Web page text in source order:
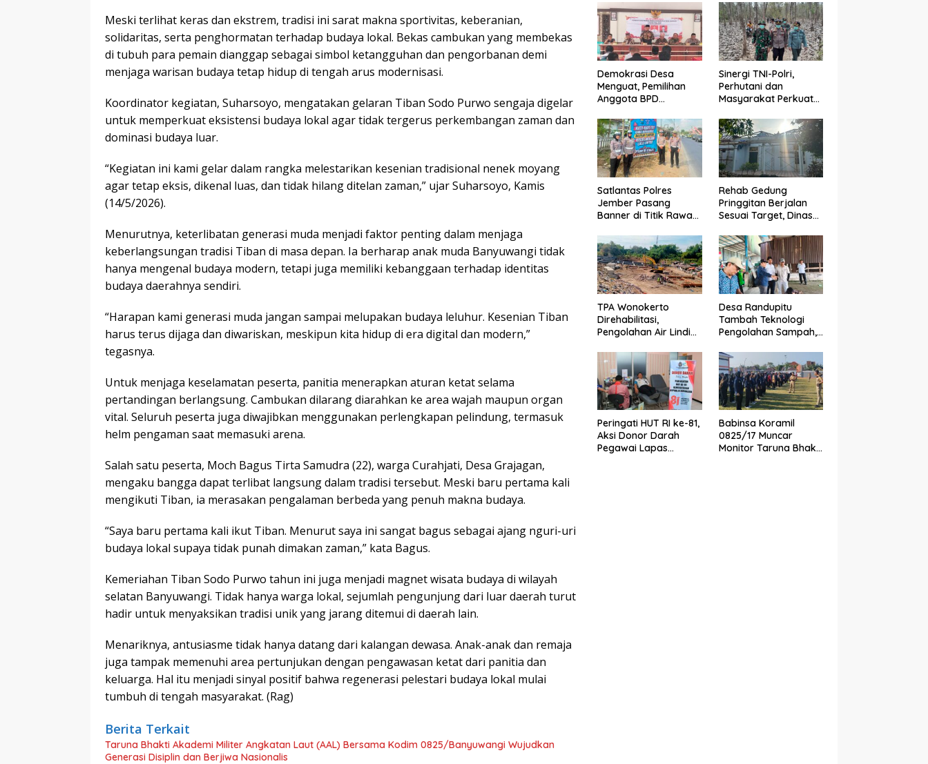
Meski terlihat keras dan ekstrem, tradisi ini sarat makna sportivitas, keberanian,
solidaritas, serta penghormatan terhadap budaya lokal. Bekas cambukan yang membekas
di tubuh para pemain dianggap sebagai simbol ketangguhan dan pengorbanan demi
menjaga warisan budaya tetap hidup di tengah arus modernisasi.
Koordinator kegiatan, Suharsoyo, mengatakan gelaran Tiban Sodo Purwo sengaja digelar
untuk memperkuat eksistensi budaya lokal agar tidak tergerus perkembangan zaman dan
dominasi budaya luar.
“Kegiatan ini kami gelar dalam rangka melestarikan kesenian tradisional nenek moyang
agar tetap eksis, dikenal luas, dan tidak hilang ditelan zaman,” ujar Suharsoyo, Kamis
(14/5/2026).
Menurutnya, keterlibatan generasi muda menjadi faktor penting dalam menjaga
keberlangsungan tradisi Tiban di masa depan. Ia berharap anak muda Banyuwangi tidak
hanya mengenal budaya modern, tetapi juga memiliki kebanggaan terhadap identitas
budaya daerahnya sendiri.
“Harapan kami generasi muda jangan sampai melupakan budaya leluhur. Kesenian Tiban
harus terus dijaga dan diwariskan, meskipun kita hidup di era digital dan modern,”
tegasnya.
Untuk menjaga keselamatan peserta, panitia menerapkan aturan ketat selama
pertandingan berlangsung. Cambukan dilarang diarahkan ke area wajah maupun organ
vital. Seluruh peserta juga diwajibkan menggunakan perlengkapan pelindung, termasuk
helm pengaman saat memasuki arena.
Salah satu peserta, Moch Bagus Tirta Samudra (22), warga Curahjati, Desa Grajagan,
mengaku bangga dapat terlibat langsung dalam tradisi tersebut. Meski baru pertama kali
mengikuti Tiban, ia merasakan pengalaman berbeda yang penuh makna budaya.
“Saya baru pertama kali ikut Tiban. Menurut saya ini sangat bagus sebagai ajang nguri-uri
budaya lokal supaya tidak punah dimakan zaman,” kata Bagus.
Kemeriahan Tiban Sodo Purwo tahun ini juga menjadi magnet wisata budaya di wilayah
selatan Banyuwangi. Tidak hanya warga lokal, sejumlah pengunjung dari luar daerah turut
hadir untuk menyaksikan tradisi unik yang jarang ditemui di daerah lain.
Menariknya, antusiasme tidak hanya datang dari kalangan dewasa. Anak-anak dan remaja
juga tampak memenuhi area pertunjukan dengan pengawasan ketat dari panitia dan
keluarga. Hal itu menjadi sinyal positif bahwa regenerasi pelestari budaya lokal mulai
tumbuh di tengah masyarakat. (Rag)
Berita Terkait
Taruna Bhakti Akademi Militer Angkatan Laut (AAL) Bersama Kodim 0825/Banyuwangi Wujudkan
Generasi Disiplin dan Berjiwa Nasionalis
Perkuat Sinergi
Membangun Desa
Pagar Merah Putih
Demokrasi Desa
Menguat, Pemilihan
Anggota BPD
Aman di Bawah
Pengawalan Babinsa
dan
Bhabinkamtibmas
Sinergi TNI-Polri,
Perhutani dan
Masyarakat Perkuat
Karhutla di
Pesanggaran
Satlantas Polres
Jember Pasang
Banner di Titik Rawan
Pengendara
Utamakan
Keselamatan
Rehab Gedung
Pringgitan Berjalan
Sesuai Target, Dinas
Rampung Tepat
Waktu
TPA Wonokerto
Direhabilitasi,
Pengolahan Air Lindi
Modern
Desa Randupitu
Tambah Teknologi
Pengolahan Sampah,
Pengubah Plastik Jadi
BBM
Peringati HUT RI ke-81,
Aksi Donor Darah
Pegawai Lapas
Babinsa Koramil
0825/17 Muncar
Monitor Taruna Bhakti